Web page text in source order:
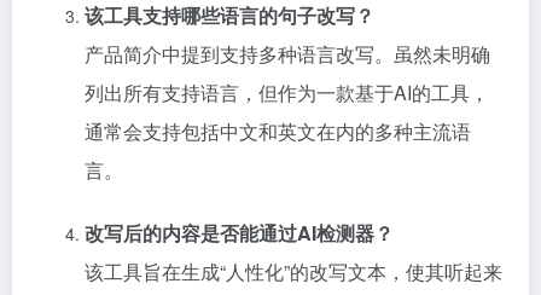
该工具支持哪些语言的句子改写？
产品简介中提到支持多种语言改写。虽然未明确
列出所有支持语言，但作为一款基于AI的工具，
通常会支持包括中文和英文在内的多种主流语
言。
改写后的内容是否能通过AI检测器？
该工具旨在生成“人性化”的改写文本，使其听起来